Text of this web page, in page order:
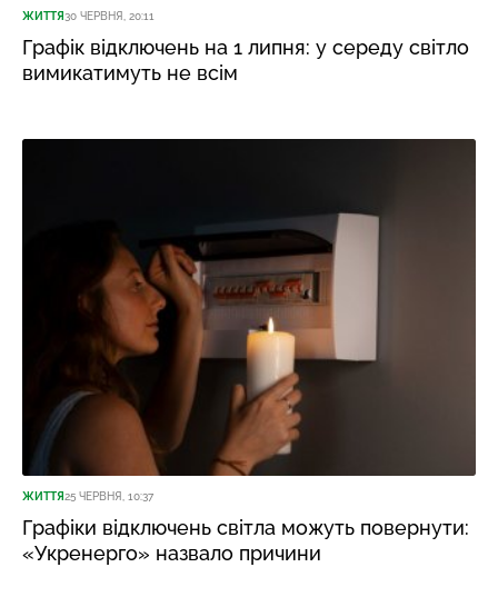
ЖИТТЯ30 ЧЕРВНЯ, 20:11
Графік відключень на 1 липня: у середу світло
вимикатимуть не всім
ЖИТТЯ25 ЧЕРВНЯ, 10:37
Графіки відключень світла можуть повернути:
«Укренерго» назвало причини